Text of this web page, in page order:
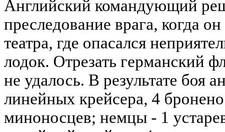
Английский командующий
преследование врага, когда
театра, где опасался
лодок. Отрезать германский
не удалось. В результате боя
линейных крейсера, 4
миноносцев; немцы - 1